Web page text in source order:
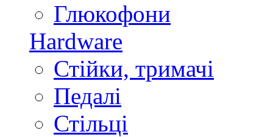
Глюкофони
Hardware
Стійки, тримачі
Педалі
Стільці